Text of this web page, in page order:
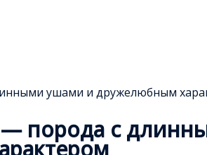
ушами и дружелюбным
— порода с